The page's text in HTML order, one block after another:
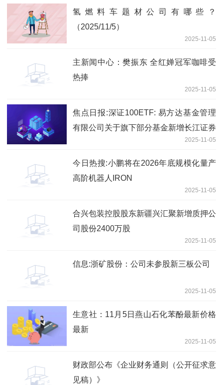
氢燃料车题材公司有哪些？
（2025/11/5）
2025-11-05
主新闻中心：樊振东 全红婵冠军咖啡受
热捧
2025-11-05
焦点日报:深证100ETF: 易方达基金管理
有限公司关于旗下部分基金新增长江证券
股份有限公司为流动性服务商的公告2025-11-05
今日热搜:小鹏将在2026年底规模化量产
高阶机器人IRON
2025-11-05
合兴包装控股股东新疆兴汇聚新增质押公
司股份2400万股
2025-11-05
信息:浙矿股份：公司未参股新三板公司
2025-11-05
生意社：11月5日燕山石化苯酚最新价格
最新
2025-11-05
财政部公布《企业财务通则（公开征求意
见稿）》